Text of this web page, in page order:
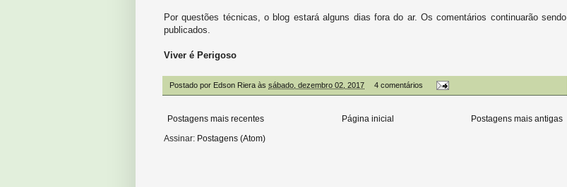
Por questões técnicas, o blog estará alguns dias fora do ar. Os comentários continuarão sendo
publicados.
Viver é Perigoso
Postado por Edson Riera às sábado, dezembro 02, 2017 4 comentários
Postagens mais recentes Postagens mais antigas
Página inicial
Assinar: Postagens (Atom)